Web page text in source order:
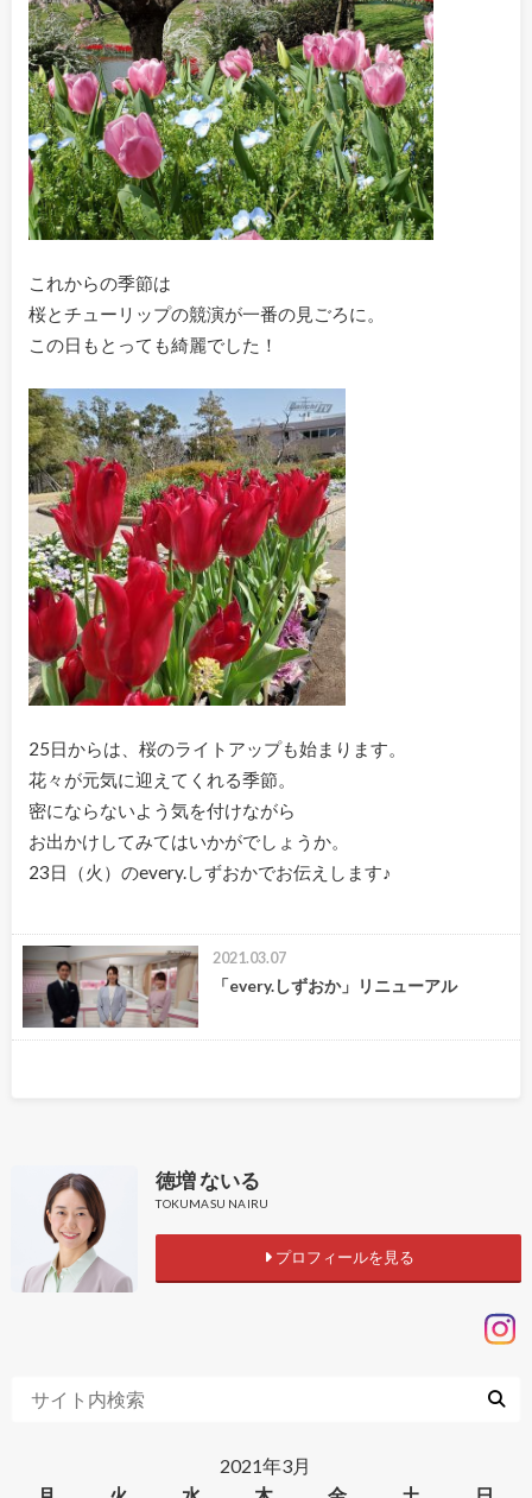
これからの季節は
桜とチューリップの競演が一番の見ごろに。
この日もとっても綺麗でした！
25日からは、桜のライトアップも始まります。
花々が元気に迎えてくれる季節。
密にならないよう気を付けながら
お出かけしてみてはいかがでしょうか。
23日（火）のevery.しずおかでお伝えします♪
2021.03.07
「every.しずおか」リニューアル
徳増 ないる
TOKUMASU NAIRU
プロフィールを見る
2021年3月